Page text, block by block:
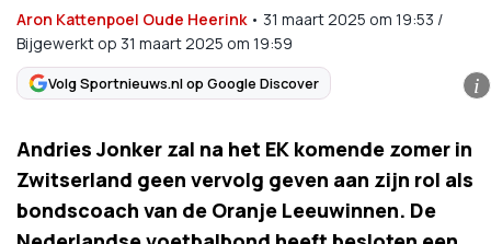
Aron Kattenpoel Oude Heerink• 31 maart 2025 om 19:53 /
Bijgewerkt op 31 maart 2025 om 19:59
Volg Sportnieuws.nl op Google Discover i
Andries Jonker zal na het EK komende zomer in
Zwitserland geen vervolg geven aan zijn rol als
bondscoach van de Oranje Leeuwinnen. De